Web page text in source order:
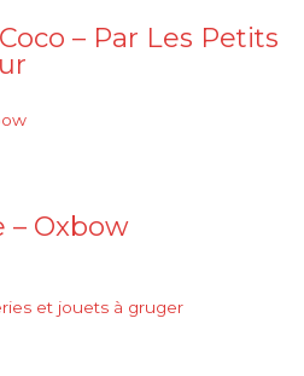
– Par Les Petits
– Oxbow